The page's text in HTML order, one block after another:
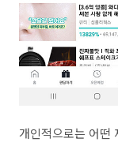
개인적으로는 어떤